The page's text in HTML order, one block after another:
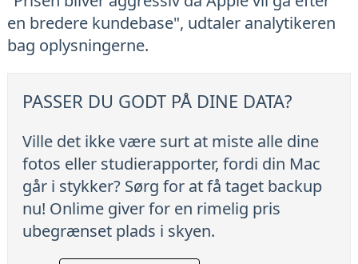
en bredere kundebase", udtaler analytikeren
bag oplysningerne.
PASSER DU GODT PÅ DINE DATA?
Ville det ikke være surt at miste alle dine
fotos eller studierapporter, fordi din Mac
går i stykker? Sørg for at få taget backup
nu! Onlime giver for en rimelig pris
ubegrænset plads i skyen.